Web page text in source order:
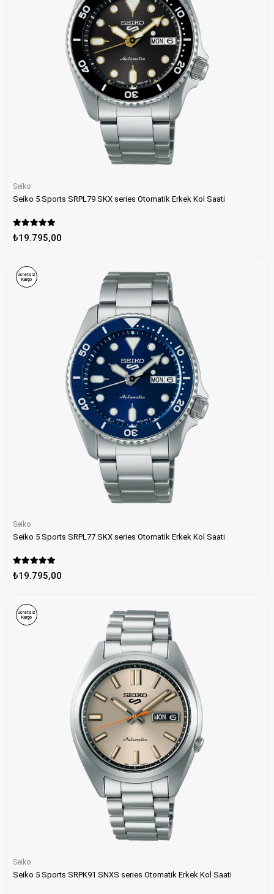
Seiko
Seiko 5 Sports SRPL79 SKX series Otomatik Erkek Kol Saati
₺19.795,00
Seiko
Seiko 5 Sports SRPL77 SKX series Otomatik Erkek Kol Saati
₺19.795,00
Ücretsiz
Kargo
Seiko
Seiko 5 Sports SRPK91 SNXS series Otomatik Erkek Kol Saati
Ücretsiz
Kargo